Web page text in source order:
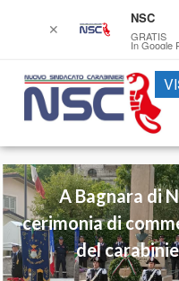
A Bagnara di
cerimonia di
del
✕
NSC
GRATIS
In Google